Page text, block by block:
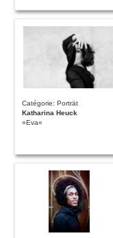
Catégorie: Porträt
Katharina Heuck
»Eva«